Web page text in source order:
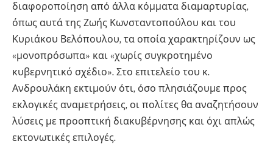
διαφοροποίηση από άλλα κόμματα διαμαρτυρίας,
όπως αυτά της Ζωής Κωνσταντοπούλου και του
Κυριάκου Βελόπουλου, τα οποία χαρακτηρίζουν ως
«μονοπρόσωπα» και «χωρίς συγκροτημένο
κυβερνητικό σχέδιο». Στο επιτελείο του κ.
Ανδρουλάκη εκτιμούν ότι, όσο πλησιάζουμε προς
εκλογικές αναμετρήσεις, οι πολίτες θα αναζητήσουν
λύσεις με προοπτική διακυβέρνησης και όχι απλώς
εκτονωτικές επιλογές.